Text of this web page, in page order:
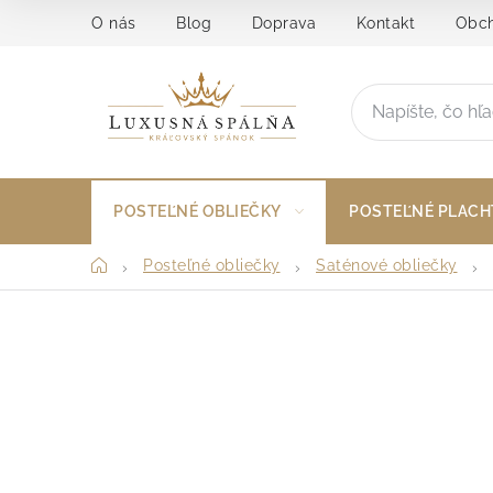
O nás Blog Doprava Kontakt
POSTEĽNÉ OBLIEČKY POSTEĽNÉ
DomovPosteľné obliečky Saténové obliečky